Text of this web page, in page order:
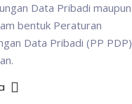
Data Pribadi maupun
bentuk Peraturan
Data Pribadi (PP PDP)